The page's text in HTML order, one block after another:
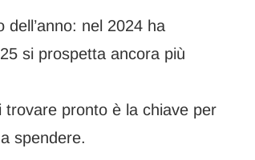
dell’anno: nel 2024 ha
si prospetta ancora più
pronto è la chiave per
spendere.